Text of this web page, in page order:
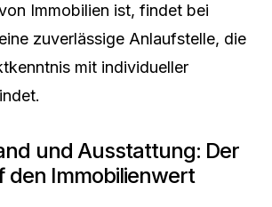
Immobilien ist, findet bei
eine zuverlässige Anlaufstelle, die
mit individueller
und Ausstattung: Der
den Immobilienwert